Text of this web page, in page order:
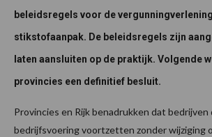
beleidsregels voor de
stikstofaanpak. De beleidsregels zijn
laten aansluiten op de praktijk. Volgende
provincies een definitief besluit.
Provincies en Rijk benadrukken dat bedrijven
bedrijfsvoering voortzetten zonder wijziging